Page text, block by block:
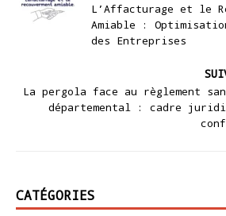
L’Affacturage et le
Amiable :
des Entreprises
La pergola face au règlement
départemental : cadre
CATÉGORIES